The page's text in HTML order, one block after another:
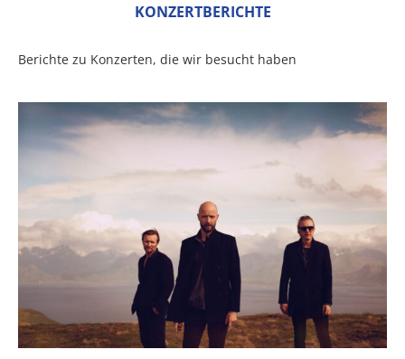
KONZERTBERICHTE
Berichte zu Konzerten, die wir besucht haben